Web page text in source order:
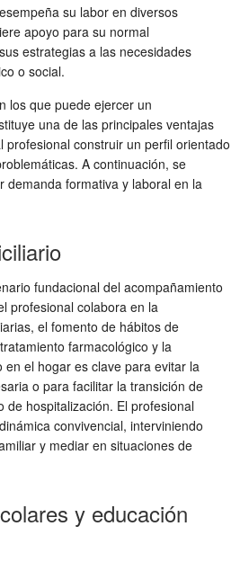
su labor en diversos
apoyo para su normal
estrategias a las necesidades
o social.
los que puede ejercer un
una de las principales ventajas
construir un perfil orientado
A continuación, se
demanda formativa y laboral en la
fundacional del acompañamiento
profesional colabora en la
el fomento de hábitos de
farmacológico y la
el hogar es clave para evitar la
o para facilitar la transición de
hospitalización. El profesional
convivencial, interviniendo
y mediar en situaciones de
y educación